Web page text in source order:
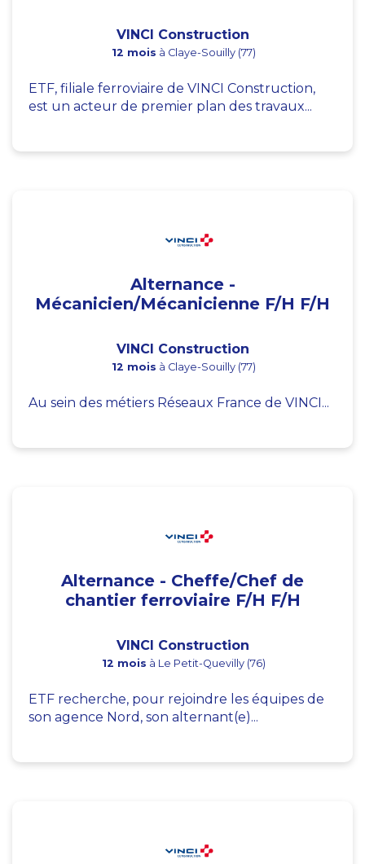
VINCI Construction
12 mois à Claye-Souilly (77)
ETF, filiale ferroviaire de VINCI Construction,
est un acteur de premier plan des travaux...
Alternance -
Mécanicien/Mécanicienne F/H F/H
VINCI Construction
12 mois à Claye-Souilly (77)
Au sein des métiers Réseaux France de VINCI...
Alternance - Cheffe/Chef de
chantier ferroviaire F/H F/H
VINCI Construction
12 mois à Le Petit-Quevilly (76)
ETF recherche, pour rejoindre les équipes de
son agence Nord, son alternant(e)...